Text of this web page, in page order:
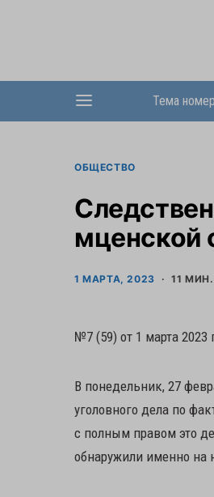
Тема
ОБЩЕСТВО
мценской
1 МАРТА, 2023 11
№7 (59) от 1 марта 2023
В понедельник, 27
уголовного дела по
с полным правом это
обнаружили именно на